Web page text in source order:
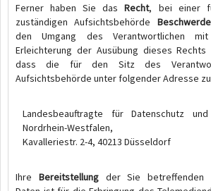
Ferner haben Sie dasRecht, bei einer
zuständigen Aufsichtsbehörde Beschwerde
den Umgang des Verantwortlichen
Erleichterung der Ausübung dieses
dass die für den Sitz des
Aufsichtsbehörde unter folgender Adresse
Landesbeauftragte für Datenschutz
Nordrhein-Westfalen,
Kavalleriestr. 2-4, 40213 Düsseldorf
Ihre Bereitstellungder Sie betreffenden